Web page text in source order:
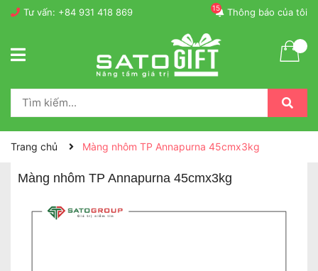
Tư vấn: +84 931 418 869 Thông báo của tôi
15
Trang chủ Màng nhôm TP Annapurna 45cmx3kg
Màng nhôm TP Annapurna 45cmx3kg